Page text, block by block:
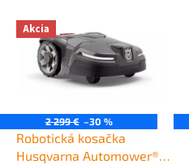
2200 m² s robustným...
Akcia
2 299 € –30 %
Robotická kosačka
Husqvarna Automower®